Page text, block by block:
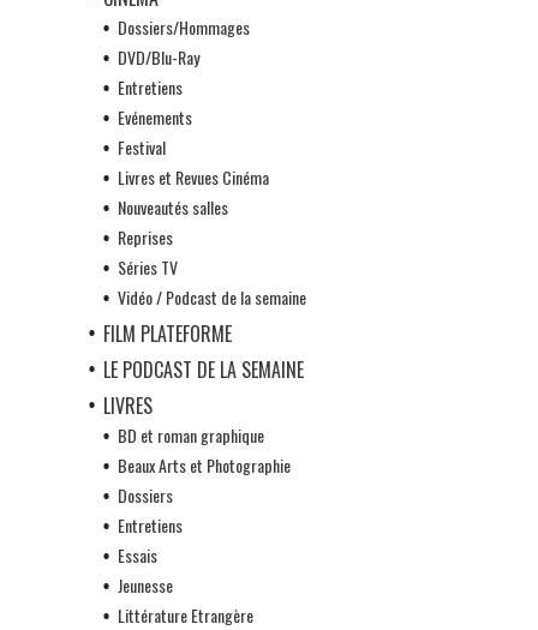
Dossiers/Hommages
DVD/Blu-Ray
Entretiens
Evénements
Festival
Livres et Revues Cinéma
Nouveautés salles
Reprises
Séries TV
Vidéo / Podcast de la semaine
FILM PLATEFORME
LE PODCAST DE LA SEMAINE
LIVRES
BD et roman graphique
Beaux Arts et Photographie
Dossiers
Entretiens
Essais
Jeunesse
Littérature Etrangère